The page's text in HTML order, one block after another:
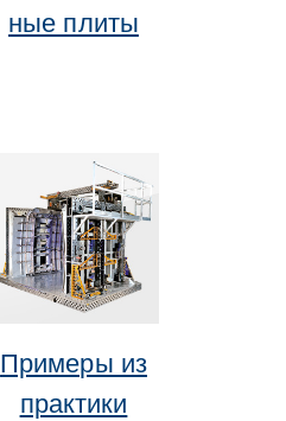
ные плиты
Примеры из
практики